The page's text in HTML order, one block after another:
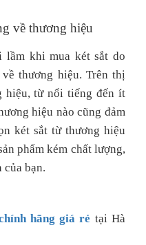
về thương hiệu
lầm khi mua két sắt do
thương hiệu. Trên thị
hiệu, từ nổi tiếng đến ít
hiệu nào cũng đảm
két sắt từ thương hiệu
phẩm kém chất lượng,
bạn.
hãng giá rẻ tại Hà